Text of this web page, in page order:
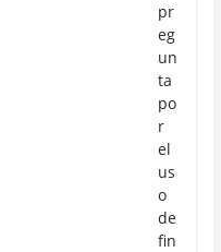
pr
eg
un
ta
po
r
el
us
o
de
fin